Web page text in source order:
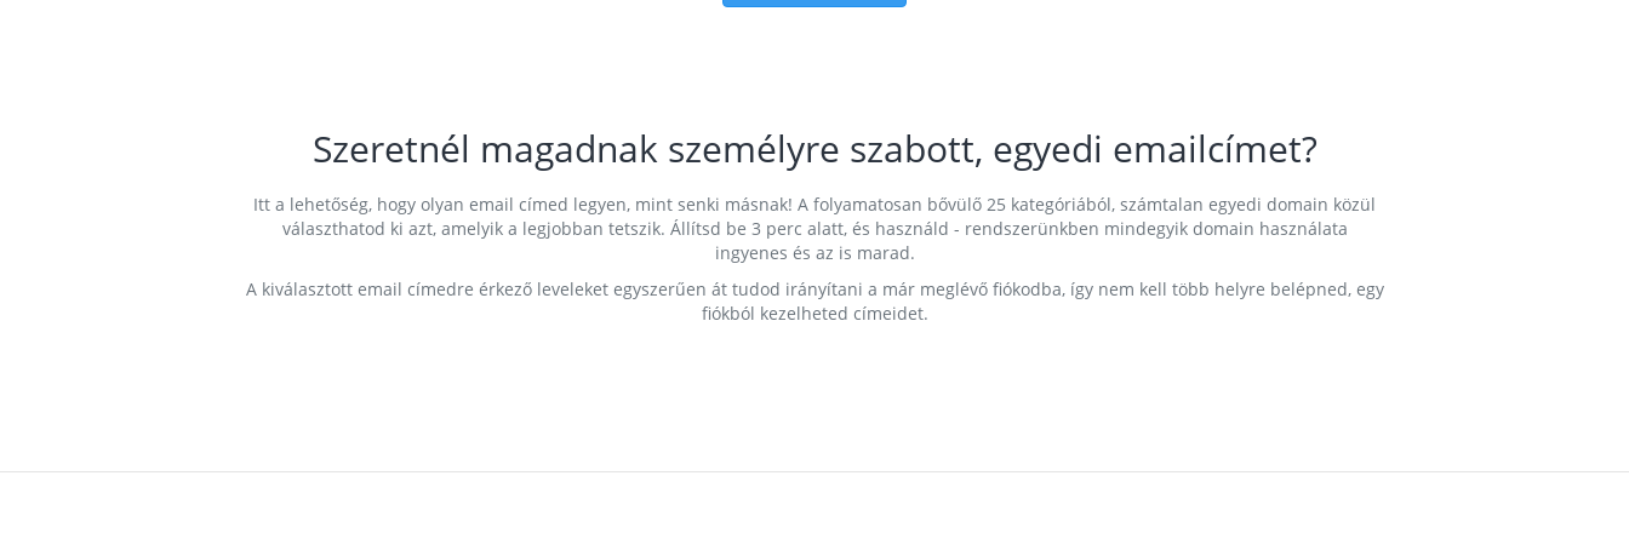
Szeretnél magadnak személyre szabott, egyedi emailcímet?
Itt a lehetőség, hogy olyan email címed legyen, mint senki másnak! A folyamatosan bővülő 25 kategóriából, számtalan egyedi domain közül
választhatod ki azt, amelyik a legjobban tetszik. Állítsd be 3 perc alatt, és használd - rendszerünkben mindegyik domain használata
ingyenes és az is marad.
A kiválasztott email címedre érkező leveleket egyszerűen át tudod irányítani a már meglévő fiókodba, így nem kell több helyre belépned, egy
fiókból kezelheted címeidet.